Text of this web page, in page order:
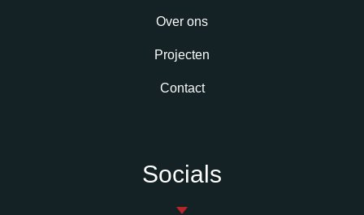
Over ons
Projecten
Contact
Socials